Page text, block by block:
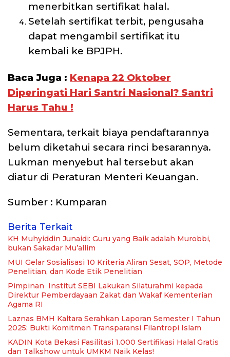
menerbitkan sertifikat halal.
Setelah sertifikat terbit, pengusaha
dapat mengambil sertifikat itu
kembali ke BPJPH.
Baca Juga : Kenapa 22 Oktober
Diperingati Hari Santri Nasional? Santri
Harus Tahu !
Sementara, terkait biaya pendaftarannya
belum diketahui secara rinci besarannya.
Lukman menyebut hal tersebut akan
diatur di Peraturan Menteri Keuangan.
Sumber : Kumparan
Berita Terkait
KH Muhyiddin Junaidi: Guru yang Baik adalah Murobbi,
bukan Sakadar Mu’allim
MUI Gelar Sosialisasi 10 Kriteria Aliran Sesat, SOP, Metode
Penelitian, dan Kode Etik Penelitian
Pimpinan Institut SEBI Lakukan Silaturahmi kepada
Direktur Pemberdayaan Zakat dan Wakaf Kementerian
Agama RI
Laznas BMH Kaltara Serahkan Laporan Semester I Tahun
2025: Bukti Komitmen Transparansi Filantropi Islam
KADIN Kota Bekasi Fasilitasi 1.000 Sertifikasi Halal Gratis
dan Talkshow untuk UMKM Naik Kelas!